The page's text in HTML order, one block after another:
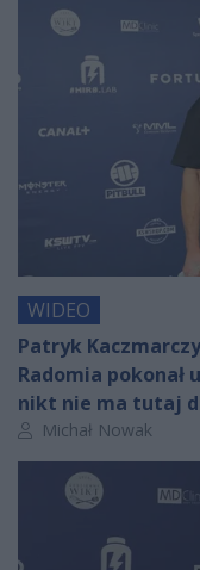
WIDEO
Patryk
Radomia pokonał
nikt nie ma tutaj
Autor artykułu:
Michał Nowak